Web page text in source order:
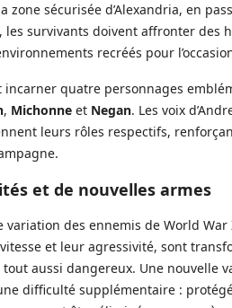
zone sécurisée d’Alexandria, en
les survivants doivent affronter des
recréés pour
incarner quatre personnages
, Michonne et Negan. Les voix
leurs rôles respectifs,
et de nouvelles armes
variation des ennemis de World War
et leur agressivité, sont
aussi dangereux. Une nouvelle
difficulté supplémentaire :